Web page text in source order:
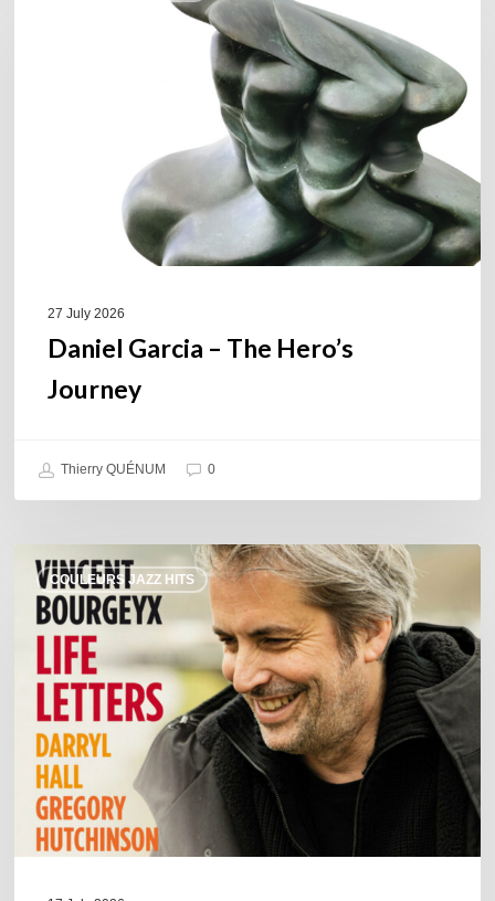
27 July 2026
Daniel Garcia – The Hero’s
Journey
Thierry QUÉNUM 0
COULEURS JAZZ HITS
Vincent
Bourgeyx :
Life
Letters